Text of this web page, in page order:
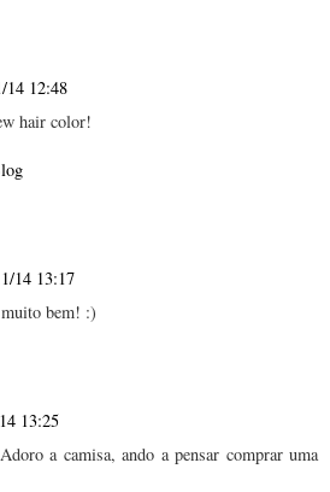
14 12:48
hair color!
14 13:17
bem! :)
13:25
a camisa, ando a pensar comprar uma